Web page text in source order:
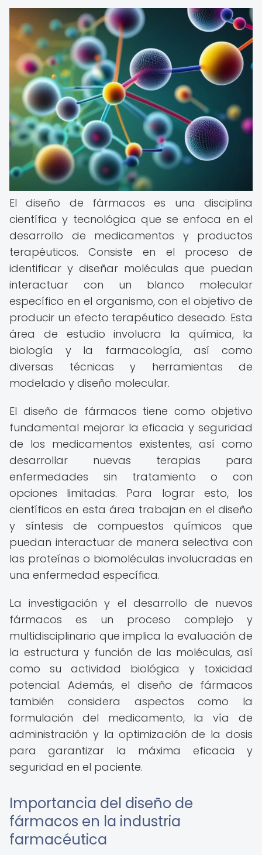
El diseño de fármacos es una disciplina
científica y tecnológica que se enfoca en el
desarrollo de medicamentos y productos
terapéuticos. Consiste en el proceso de
identificar y diseñar moléculas que puedan
interactuar con un blanco molecular
específico en el organismo, con el objetivo de
producir un efecto terapéutico deseado. Esta
área de estudio involucra la química, la
biología y la farmacología, así como
diversas técnicas y herramientas de
modelado y diseño molecular.
El diseño de fármacos tiene como objetivo
fundamental mejorar la eficacia y seguridad
de los medicamentos existentes, así como
desarrollar nuevas terapias para
enfermedades sin tratamiento o con
opciones limitadas. Para lograr esto, los
científicos en esta área trabajan en el diseño
y síntesis de compuestos químicos que
puedan interactuar de manera selectiva con
las proteínas o biomoléculas involucradas en
una enfermedad específica.
La investigación y el desarrollo de nuevos
fármacos es un proceso complejo y
multidisciplinario que implica la evaluación de
la estructura y función de las moléculas, así
como su actividad biológica y toxicidad
potencial. Además, el diseño de fármacos
también considera aspectos como la
formulación del medicamento, la vía de
administración y la optimización de la dosis
para garantizar la máxima eficacia y
seguridad en el paciente.
Importancia del diseño de
fármacos en la industria
farmacéutica